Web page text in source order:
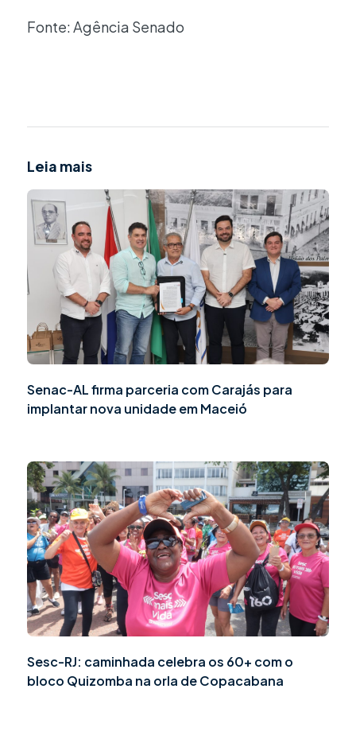
Fonte: Agência Senado
Leia mais
Senac-AL firma parceria com Carajás para
implantar nova unidade em Maceió
Sesc-RJ: caminhada celebra os 60+ com o
bloco Quizomba na orla de Copacabana